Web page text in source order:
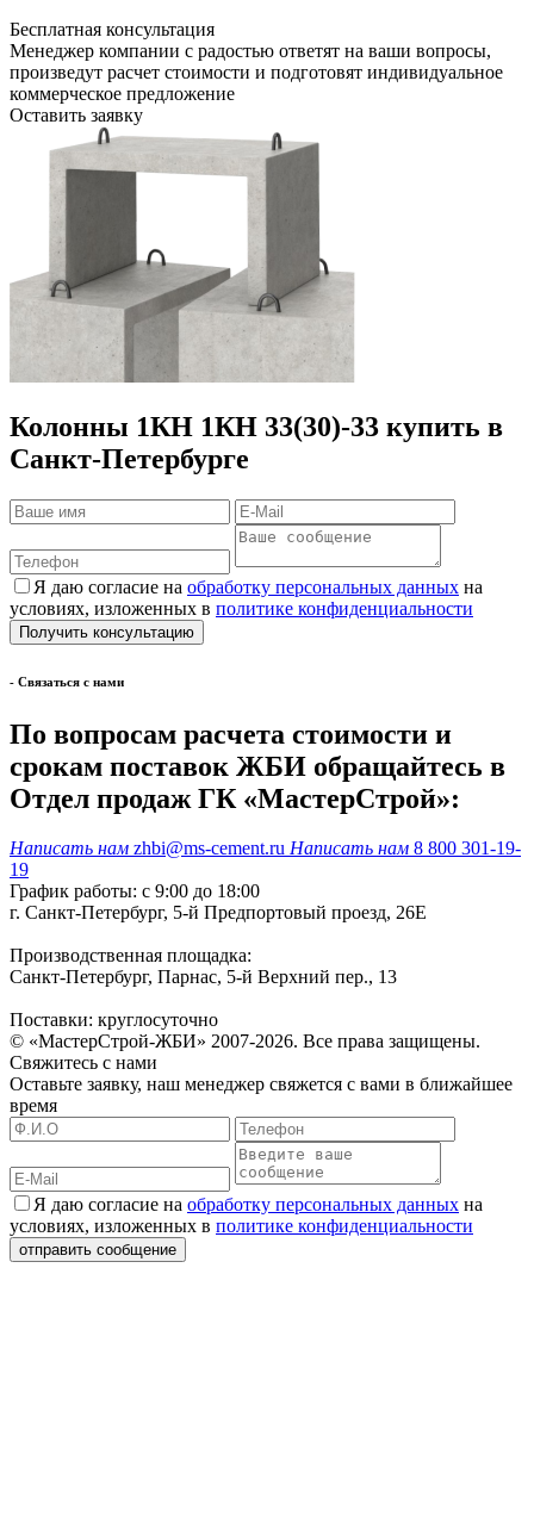
Бесплатная консультация
Менеджер компании с радостью ответят на ваши вопросы,
произведут расчет стоимости и подготовят индивидуальное
коммерческое предложение
Оставить заявку
Колонны 1КН 1КН 33(30)-33 купить в
Санкт-Петербурге
Я даю согласие на обработку персональных данных на
условиях, изложенных в политике конфиденциальности
- Cвязаться с нами
По вопросам расчета стоимости и
срокам поставок ЖБИ обращайтесь в
Отдел продаж ГК «МастерСтрой»:
Написать нам zhbi@ms-cement.ru Написать нам 8 800 301-19-
19
График работы: с 9:00 до 18:00
г. Санкт-Петербург, 5-й Предпортовый проезд, 26Е
Производственная площадка:
Санкт-Петербург, Парнас, 5-й Верхний пер., 13
Поставки: круглосуточно
© «МастерСтрой-ЖБИ» 2007-2026. Все права защищены.
Свяжитесь с нами
Оставьте заявку, наш менеджер свяжется с вами в ближайшее
время
Я даю согласие на обработку персональных данных на
условиях, изложенных в политике конфиденциальности